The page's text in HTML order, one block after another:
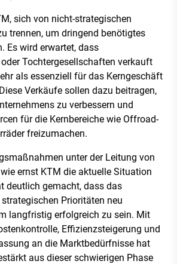
sich von nicht-strategischen
trennen, um dringend benötigtes
Es wird erwartet, dass
Tochtergesellschaften verkauft
als essenziell für das Kerngeschäft
Verkäufe sollen dazu beitragen,
zu verbessern und
für die Kernbereiche wie Offroad-
freizumachen.
unter der Leitung von
ernst KTM die aktuelle Situation
deutlich gemacht, dass das
Prioritäten neu
langfristig erfolgreich zu sein. Mit
Effizienzsteigerung und
an die Marktbedürfnisse hat
aus dieser schwierigen Phase